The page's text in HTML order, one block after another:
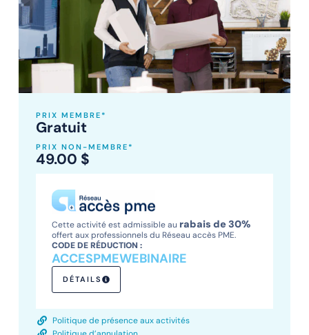
PRIX MEMBRE*
Gratuit
PRIX NON-MEMBRE*
49.00 $
Cette activité est admissible au rabais de 30%
offert aux professionnels du Réseau accès PME.
CODE DE RÉDUCTION :
ACCESPMEWEBINAIRE
DÉTAILS
Politique de présence aux activités